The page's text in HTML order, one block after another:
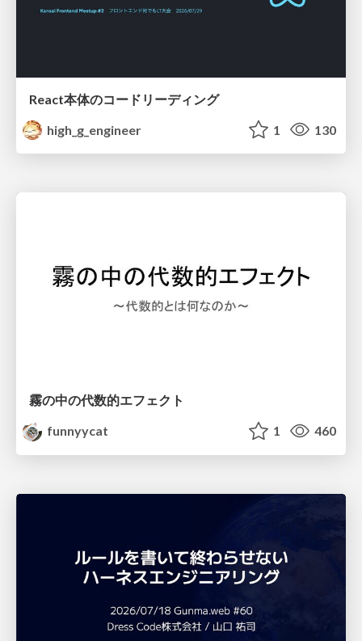
React本体のコードリーディング
high_g_engineer
1 130
霧の中の代数的エフェクト
funnyycat
1 460